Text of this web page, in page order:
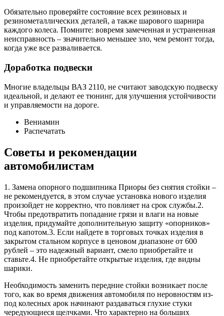
Обязательно проверяйте состояние всех резиновых и
резинометаллических деталей, а также шарового шарнира
каждого колеса. Помните: вовремя замеченная и устраненная
неисправность – значительно меньшее зло, чем ремонт тогда,
когда уже все разваливается.
Доработка подвески
Многие владельцы ВАЗ 2110, не считают заводскую подвеску
идеальной, и делают ее тюнинг, для улучшения устойчивости
и управляемости на дороге.
Вениамин
Распечатать
Советы и рекомендации
автомобилистам
1. Замена опорного подшипника Приоры без снятия стойки –
не рекомендуется, в этом случае установка нового изделия
произойдет не корректно, что повлияет на срок службы.2.
Чтобы предотвратить попадание грязи и влаги на новые
изделия, придумайте дополнительную защиту «опорников»
под капотом.3. Если найдете в торговых точках изделия в
закрытом стальном корпусе в ценовом диапазоне от 600
рублей – это надежный вариант, смело приобретайте и
ставьте.4. Не приобретайте открытые изделия, где видны
шарики.
Необходимость заменить передние стойки возникает после
того, как во время движения автомобиля по неровностям из-
под колесных арок начинают раздаваться глухие стуки
чередующиеся щелчками. Что характерно на больших